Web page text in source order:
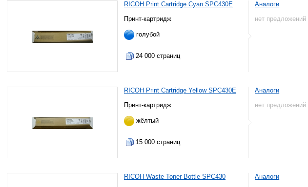
RICOH Print Cartridge Cyan SPC430E
Принт-картридж
голубой
24 000 страниц
Аналоги
нет предложений
RICOH Print Cartridge Yellow SPC430E
Принт-картридж
жёлтый
15 000 страниц
Аналоги
нет предложений
RICOH Waste Toner Bottle SPC430
Аналоги